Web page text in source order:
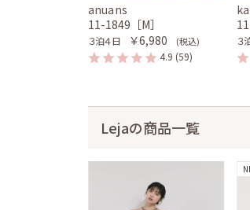
anuans
11-1849［M］
３泊４日 ￥6,980 (税込)
4.9 (59)
３
Lejaの商品一覧